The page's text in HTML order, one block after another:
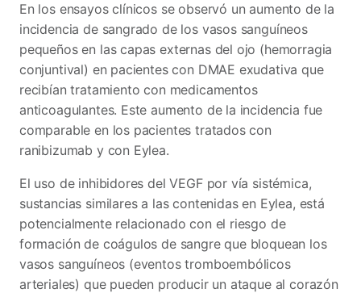
En los ensayos clínicos se observó un aumento de la
incidencia de sangrado de los vasos sanguíneos
pequeños en las capas externas del ojo (hemorragia
conjuntival) en pacientes con DMAE exudativa que
recibían tratamiento con medicamentos
anticoagulantes. Este aumento de la incidencia fue
comparable en los pacientes tratados con
ranibizumab y con Eylea.
El uso de inhibidores del VEGF por vía sistémica,
sustancias similares a las contenidas en Eylea, está
potencialmente relacionado con el riesgo de
formación de coágulos de sangre que bloquean los
vasos sanguíneos (eventos tromboembólicos
arteriales) que pueden producir un ataque al corazón